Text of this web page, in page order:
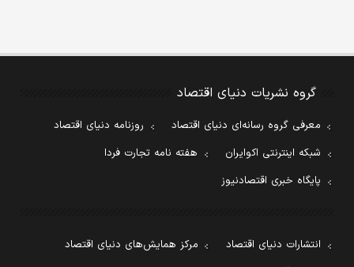
گروه نشریات دنیای اقتصاد
معرفی گروه رسانه‌ای دنیای اقتصاد
روزنامه دنیای اقتصاد
شبکه اینترنتی اکوایران
هفته نامه تجارت فردا
پایگاه خبری اقتصادنیوز
انتشارات دنیای اقتصاد
مرکز همایش‌های دنیای اقتصاد